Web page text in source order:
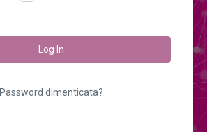
Log In
Password dimenticata?